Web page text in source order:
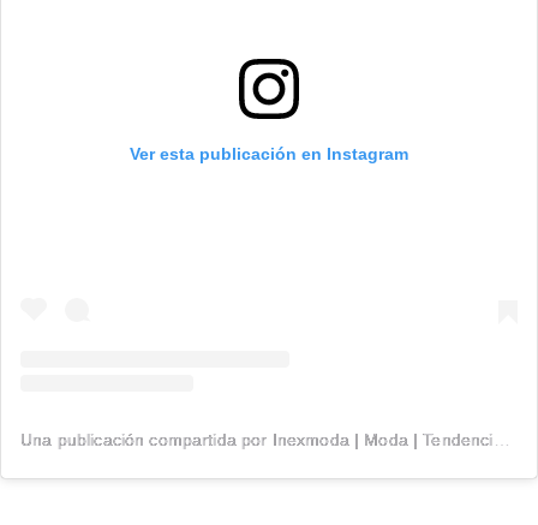
Ver esta publicación en Instagram
Una publicación compartida por Inexmoda | Moda | Tendencias (@colombiamoda_oficial)